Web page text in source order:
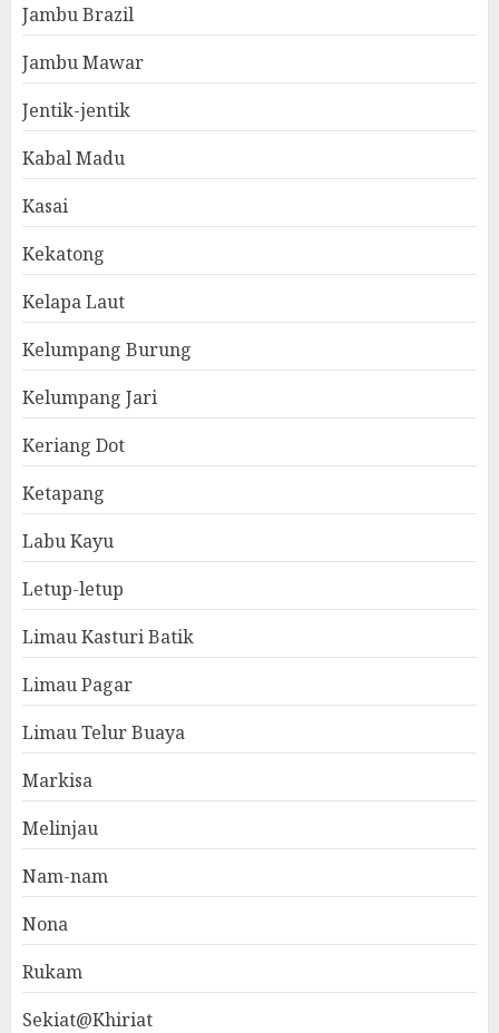
Jambu Brazil
Jambu Mawar
Jentik-jentik
Kabal Madu
Kasai
Kekatong
Kelapa Laut
Kelumpang Burung
Kelumpang Jari
Keriang Dot
Ketapang
Labu Kayu
Letup-letup
Limau Kasturi Batik
Limau Pagar
Limau Telur Buaya
Markisa
Melinjau
Nam-nam
Nona
Rukam
Sekiat@Khiriat